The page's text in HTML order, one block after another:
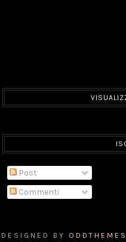
Post
Commenti
DESIGNED BY ODDTHEMES